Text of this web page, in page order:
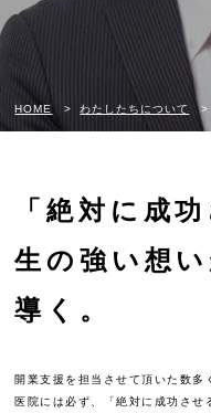
HOME わたしたちについて
「絶対に成
生の強い想
導く。
開業支援を担当させて頂いた数多
医院には必ず、「絶対に成功させ